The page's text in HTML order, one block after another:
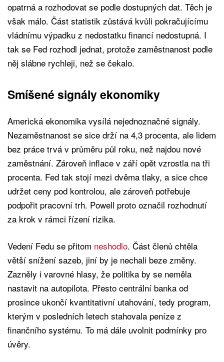
opatrná a rozhodovat se podle dostupných dat. Těch je
však málo. Část statistik zůstává kvůli pokračujícímu
vládnímu výpadku z nedostatku financí nedostupná. I
tak se Fed rozhodl jednat, protože zaměstnanost podle
něj slábne rychleji, než se čekalo.
Smíšené signály ekonomiky
Americká ekonomika vysílá nejednoznačné signály.
Nezaměstnanost se sice drží na 4,3 procenta, ale lidem
bez práce trvá v průměru půl roku, než najdou nové
zaměstnání. Zároveň inflace v září opět vzrostla na tři
procenta. Fed tak stojí mezi dvěma tlaky, a sice chce
udržet ceny pod kontrolou, ale zároveň potřebuje
podpořit pracovní trh. Powell proto označil rozhodnutí
za krok v rámci řízení rizika.
Vedení Fedu se přitom neshodlo. Část členů chtěla
větší snížení sazeb, jiní by je nechali beze změny.
Zazněly i varovné hlasy, že politika by se neměla
nastavit na autopilota. Přesto centrální banka od
prosince ukončí kvantitativní utahování, tedy program,
kterým v posledních letech stahovala peníze z
finančního systému. To má dále uvolnit podmínky pro
úvěry.